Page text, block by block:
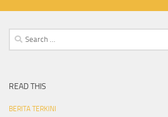
Search
for:
READ THIS
BERITA TERKINI